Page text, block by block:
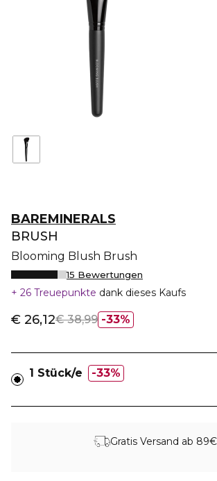
BAREMINERALS
BRUSH
Blooming Blush Brush
15 Bewertungen
26 Treuepunkte dank dieses Kaufs
33%
€ 26,12€ 38,99
1 Stück/e 33%
Gratis Versand ab 89€